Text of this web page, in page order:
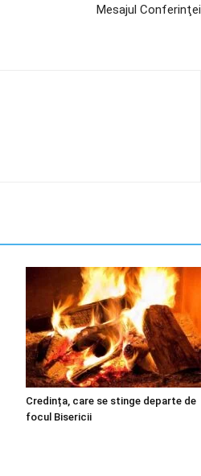
Mesajul Conferinţei
Credința, care se stinge departe de
focul Bisericii